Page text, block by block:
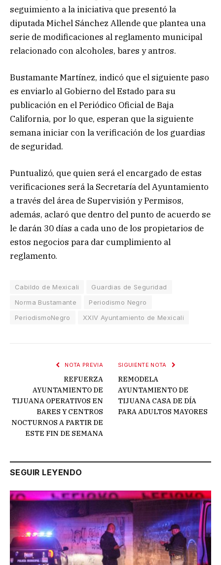
seguimiento a la iniciativa que presentó la
diputada Michel Sánchez Allende que plantea una
serie de modificaciones al reglamento municipal
relacionado con alcoholes, bares y antros.
Bustamante Martínez, indicó que el siguiente paso
es enviarlo al Gobierno del Estado para su
publicación en el Periódico Oficial de Baja
California, por lo que, esperan que la siguiente
semana iniciar con la verificación de los guardias
de seguridad.
Puntualizó, que quien será el encargado de estas
verificaciones será la Secretaría del Ayuntamiento
a través del área de Supervisión y Permisos,
además, aclaró que dentro del punto de acuerdo se
le darán 30 días a cada uno de los propietarios de
estos negocios para dar cumplimiento al
reglamento.
Cabildo de Mexicali
Guardias de Seguridad
Norma Bustamante
Periodismo Negro
PeriodismoNegro
XXIV Ayuntamiento de Mexicali
NOTA PREVIA
REFUERZA
AYUNTAMIENTO DE
TIJUANA OPERATIVOS EN
BARES Y CENTROS
NOCTURNOS A PARTIR DE
ESTE FIN DE SEMANA
SIGUIENTE NOTA
REMODELA
AYUNTAMIENTO DE
TIJUANA CASA DE DÍA
PARA ADULTOS MAYORES
SEGUIR LEYENDO